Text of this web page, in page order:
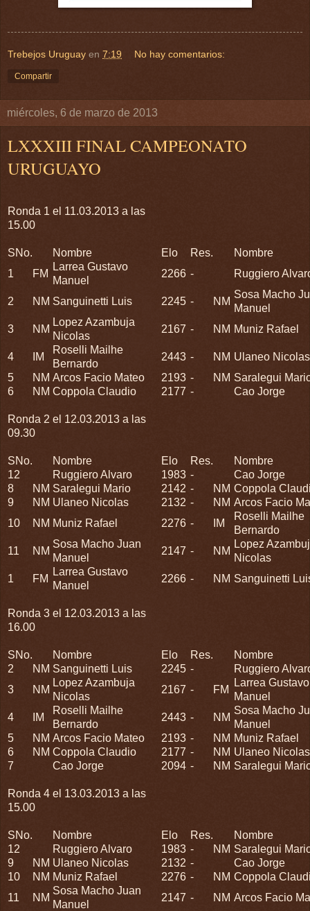
Trebejos Uruguay en 7:19 No hay comentarios:
Compartir
miércoles, 6 de marzo de 2013
LXXXIII FINAL CAMPEONATO
URUGUAYO
Ronda 1 el 11.03.2013 a las
15.00
SNo. Nombre Elo Res.
Nombre
1
FM
Larrea Gustavo
Manuel
2266 - Ruggiero
2 NM Sanguinetti Luis 2245 - NM
Sosa Macho
Manuel
3
NM
Lopez Azambuja
Nicolas
2167 - NM Muniz Rafael
4 IM
Roselli Mailhe
Bernardo
2443 - NM Ulaneo Nicolas
5
NM Arcos Facio Mateo 2193 - NM Saralegui
6
NM Coppola Claudio 2177 - Cao Jorge
Ronda 2 el 12.03.2013 a las
09.30
SNo. Nombre Elo Res.
Nombre
12
Ruggiero Alvaro 1983 -
Cao Jorge
8
NM Saralegui Mario 2142 - NM Coppola
9
NM Ulaneo Nicolas 2132 - NM Arcos Facio
10
NM Muniz Rafael 2276 - IM
Roselli Mailhe
Bernardo
11
NM
Sosa Macho Juan
Manuel
2147 - NM
Lopez
Nicolas
1
FM
Larrea Gustavo
Manuel
2266 - NM Sanguinetti
Ronda 3 el 12.03.2013 a las
16.00
SNo. Nombre Elo Res.
Nombre
2
NM Sanguinetti Luis 2245 -
Ruggiero
3
NM
Lopez Azambuja
Nicolas
2167 - FM
Larrea Gustavo
Manuel
4
IM
Roselli Mailhe
Bernardo
2443 - NM
Sosa Macho
Manuel
5
NM Arcos Facio Mateo 2193 - NM Muniz Rafael
6
NM Coppola Claudio 2177 - NM Ulaneo Nicolas
7
Cao Jorge 2094 - NM Saralegui
Ronda 4 el 13.03.2013 a las
15.00
SNo. Nombre Elo Res.
Nombre
12
Ruggiero Alvaro 1983 - NM Saralegui
9
NM Ulaneo Nicolas 2132 -
Cao Jorge
10
NM Muniz Rafael 2276 - NM Coppola
11
NM
Sosa Macho Juan
Manuel
2147 - NM Arcos Facio